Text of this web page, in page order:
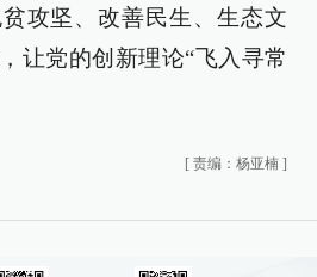
攻坚、改善民生、生态文
让党的创新理论“飞入寻常
[ 责编：杨亚楠 ]